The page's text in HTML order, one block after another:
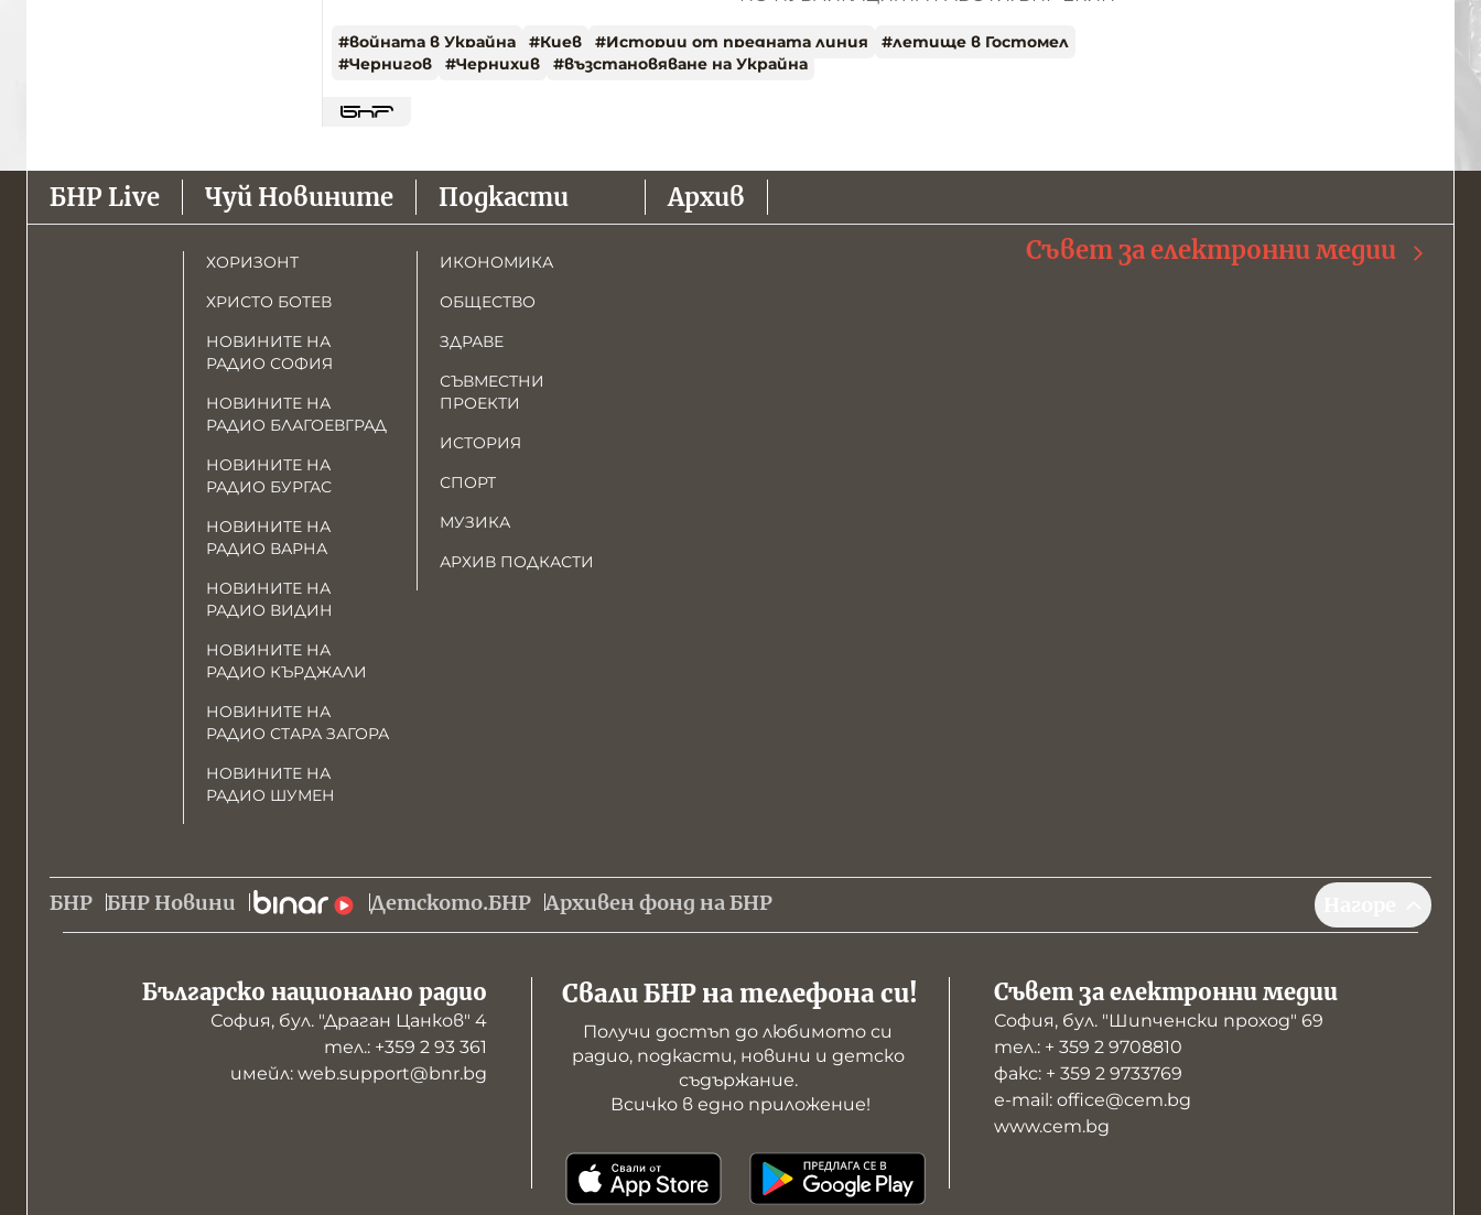
#войната в Украйна #Киев #Истории от предната линия #летище в Гостомел
#Чернигов #Чернихив #възстановяване на Украйна
БНР Live Чуй Новините
ХОРИЗОНТ
ХРИСТО БОТЕВ
НОВИНИТЕ НА
РАДИО СОФИЯ
НОВИНИТЕ НА
РАДИО БЛАГОЕВГРАД
НОВИНИТЕ НА
РАДИО БУРГАС
НОВИНИТЕ НА
РАДИО ВАРНА
НОВИНИТЕ НА
РАДИО ВИДИН
НОВИНИТЕ НА
РАДИО КЪРДЖАЛИ
НОВИНИТЕ НА
РАДИО СТАРА ЗАГОРА
НОВИНИТЕ НА
РАДИО ШУМЕН
Подкасти
ИКОНОМИКА
ОБЩЕСТВО
ЗДРАВЕ
СЪВМЕСТНИ
ПРОЕКТИ
ИСТОРИЯ
СПОРТ
МУЗИКА
АРХИВ ПОДКАСТИ
Архив
Съвет за електронни медии
БНР БНР Новини Детското.БНР Архивен фонд на БНР
Българско национално радио
София, бул. "Драган Цанков" 4
тел.: +359 2 93 361
имейл: web.support@bnr.bg
Свали БНР на телефона си!
Получи достъп до любимото си
радио, подкасти, новини и детско
съдържание.
Всичко в едно приложение!
Съвет за електронни медии
София, бул. "Шипченски проход" 69
тел.: + 359 2 9708810
факс: + 359 2 9733769
е-mail: office@cem.bg
www.cem.bg